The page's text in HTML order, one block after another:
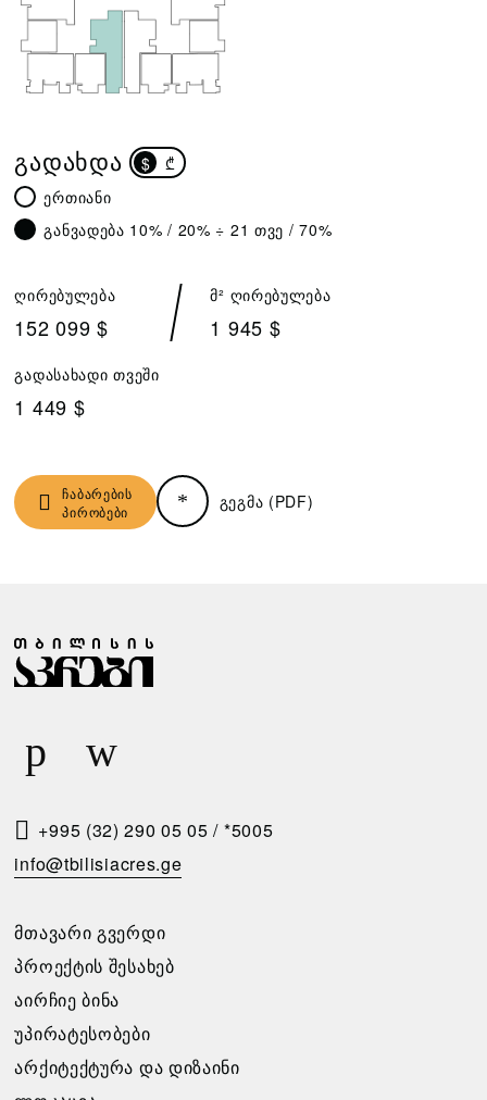
ᲒᲐᲓᲐᲮᲓᲐ $
₾
ერთიანი
განვადება 10% / 20% ÷ 21 თვე / 70%
ღირებულება
152 099 $
მ² ღირებულება
1 945 $
გადასახადი თვეში
1 449 $
ჩაბარების
პირობები
გეგმა (PDF)
Ჩ
Ა
Ა
Რ
Ბ
Ი
Პ
Ი
Რ
Ო
Ბ
Ზ
Ა
Ი
Ს
Ო
Თ
Ო
Ვ
Ნ
Ა
გთხოვთ
+995 (32) 290 05 05 / *5005
info@tbilisiacres.ge
ᲛᲗᲐᲕᲐᲠᲘ ᲒᲕᲔᲠᲓᲘ
ᲞᲠᲝᲔᲥᲢᲘᲡ ᲨᲔᲡᲐᲮᲔᲑ
ᲐᲘᲠᲩᲘᲔ ᲑᲘᲜᲐ
ᲣᲞᲘᲠᲐᲢᲔᲡᲝᲑᲔᲑᲘ
ᲐᲠᲥᲘᲢᲔᲥᲢᲣᲠᲐ ᲓᲐ ᲓᲘᲖᲐᲘᲜᲘ